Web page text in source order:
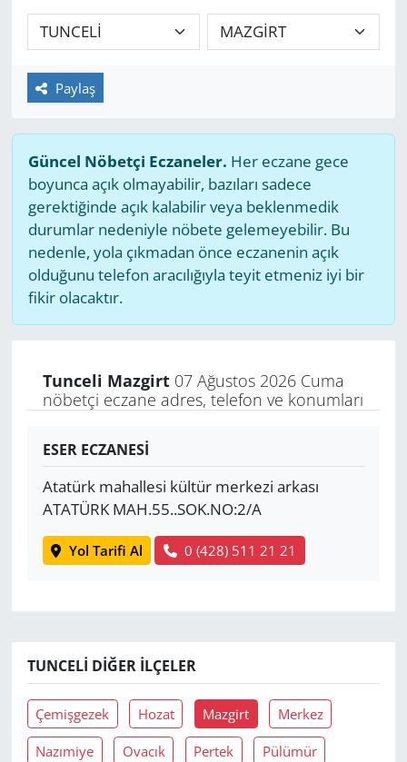
Paylaş
Güncel Nöbetçi Eczaneler. Her eczane gece
boyunca açık olmayabilir, bazıları sadece
gerektiğinde açık kalabilir veya beklenmedik
durumlar nedeniyle nöbete gelemeyebilir. Bu
nedenle, yola çıkmadan önce eczanenin açık
olduğunu telefon aracılığıyla teyit etmeniz iyi bir
fikir olacaktır.
Tunceli Mazgirt07 Ağustos 2026 Cuma
nöbetçi eczane adres, telefon ve konumları
ESER ECZANESİ
Atatürk mahallesi kültür merkezi arkası
ATATÜRK MAH.55..SOK.NO:2/A
Yol Tarifi Al 0 (428) 511 21 21
TUNCELI DIĞER İLÇELER
Çemişgezek Hozat Mazgirt Merkez
Nazımiye Ovacık Pertek Pülümür
GÜNDEM
HABERDE İNSAN
MAGAZİN
POLİTİKA
RESMİ İLANLAR
SAĞLIK
SPOR
Yerel